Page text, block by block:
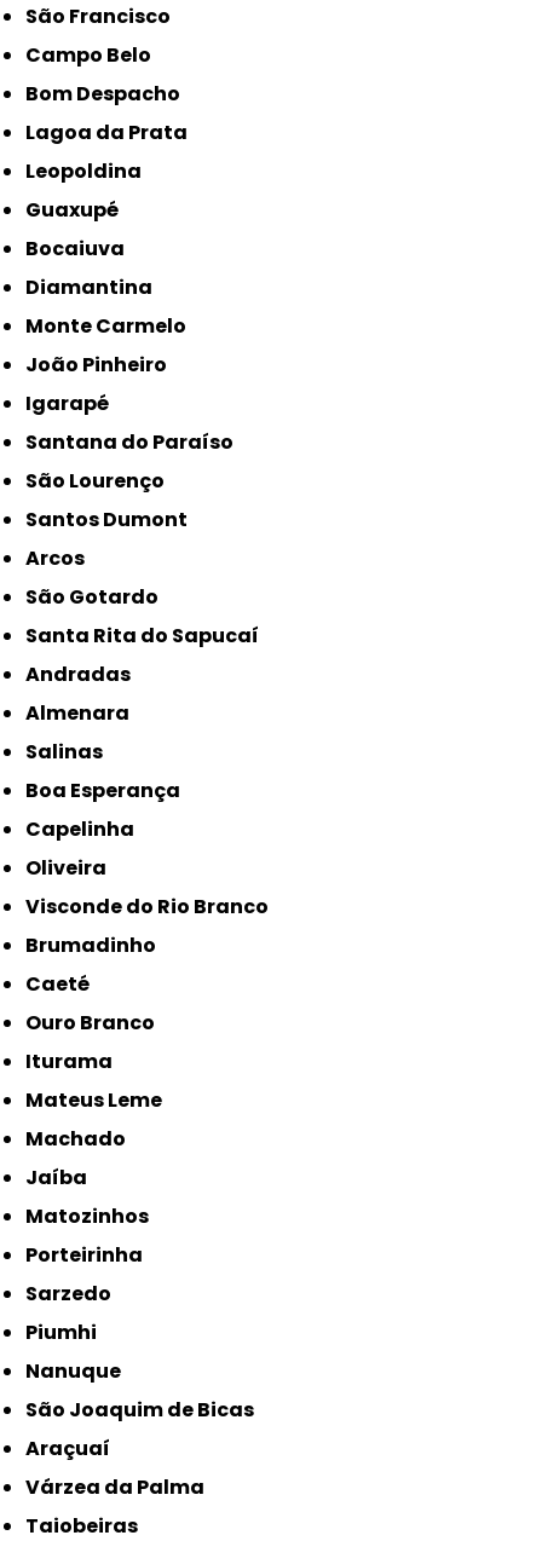
São Francisco
Campo Belo
Bom Despacho
Lagoa da Prata
Leopoldina
Guaxupé
Bocaiuva
Diamantina
Monte Carmelo
João Pinheiro
Igarapé
Santana do Paraíso
São Lourenço
Santos Dumont
Arcos
São Gotardo
Santa Rita do Sapucaí
Andradas
Almenara
Salinas
Boa Esperança
Capelinha
Oliveira
Visconde do Rio Branco
Brumadinho
Caeté
Ouro Branco
Iturama
Mateus Leme
Machado
Jaíba
Matozinhos
Porteirinha
Sarzedo
Piumhi
Nanuque
São Joaquim de Bicas
Araçuaí
Várzea da Palma
Taiobeiras